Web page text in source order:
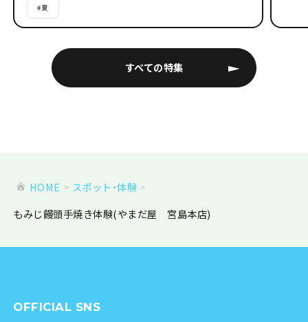
すべての特集
#夏
HOME
スポット・体験
もみじ饅頭手焼き体験(やまだ屋 宮島本店)
OFFICIAL SNS